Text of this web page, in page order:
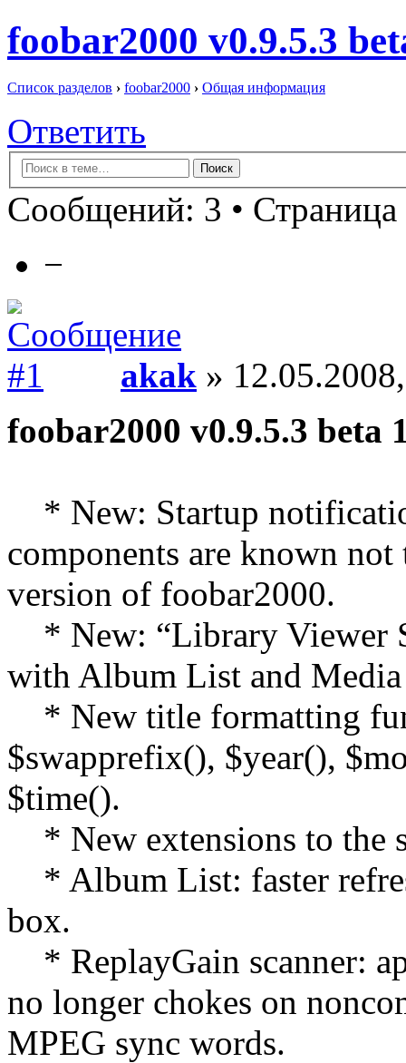
foobar2000 v0.9.5.3
Список разделов › foobar2000 › Общая информация
Ответить
Сообщений: 3 • Страница
−
akak »
foobar2000 v0.9.5.3 beta
* New: Startup
components are known
version of foobar2000.
* New: “Library Viewer
with Album List and
* New title formatting
$swapprefix(), $year(),
$time().
* New extensions to the
* Album List: faster
box.
* ReplayGain scanner:
no longer chokes on
MPEG sync words.